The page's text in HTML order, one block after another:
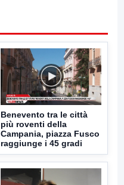
Benevento tra le città
più roventi della
Campania, piazza Fusco
raggiunge i 45 gradi